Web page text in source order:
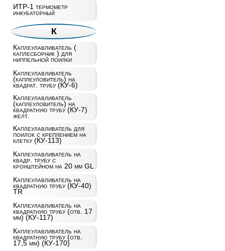
ИТР-1 термометр
инкубаторный
К
Каплеулавливатель (
каплесборник ) для
ниппельной поилки
Каплеулавливатель
(каплеуловитель) на
квадрат. трубу (КУ-6)
Каплеулавливатель
(каплеуловитель) на
квадратную трубу (КУ-7)
желт.
Каплеулавливатель для
поилок с креплением на
клетку (КУ-113)
Каплеулавливатель на
квадр. трубу с
кронштейном на 20 мм GL
Каплеулавливатель на
квадратную трубу (КУ-40)
TR
Каплеулавливатель на
квадратную трубу (отв. 17
мм) (КУ-117)
Каплеулавливатель на
квадратную трубу (отв.
17,5 мм) (КУ-170)